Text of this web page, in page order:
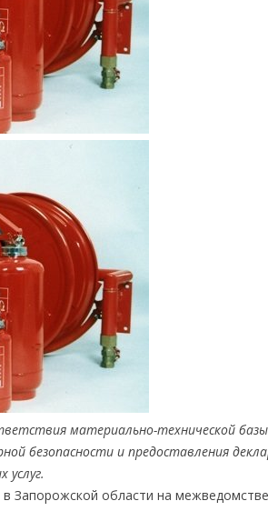
материально-технической базы
безопасности и предоставления
Запорожской области на